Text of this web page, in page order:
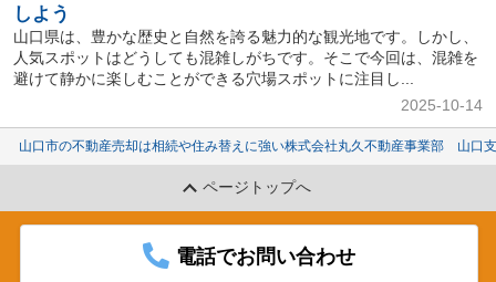
しよう
山口県は、豊かな歴史と自然を誇る魅力的な観光地です。しかし、
人気スポットはどうしても混雑しがちです。そこで今回は、混雑を
避けて静かに楽しむことができる穴場スポットに注目し...
2025-10-14
山口市の不動産売却は相続や住み替えに強い株式会社丸久不動産事業部 山口
ページトップへ
電話でお問い合わせ